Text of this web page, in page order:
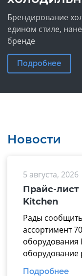
Брендирование
едином стиле,
бренде
Подробнее
Новости
5 августа, 2026
Прайс-лист
Kitchen
Рады
ассортимент
оборудования
официальном
Подробнее